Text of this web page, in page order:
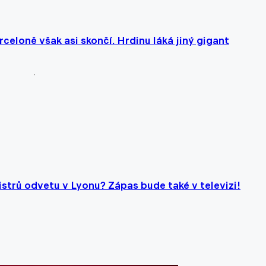
však asi skončí. Hrdinu láká jiný gigant
odvetu v Lyonu? Zápas bude také v televizi!